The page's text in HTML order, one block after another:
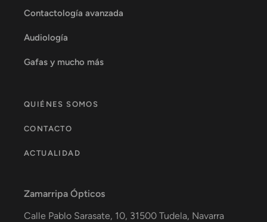
Contactología avanzada
Audiología
Gafas y mucho más
QUIÉNES SOMOS
CONTACTO
ACTUALIDAD
Zamarripa Ópticos
Calle Pablo Sarasate, 10, 31500 Tudela, Navarra